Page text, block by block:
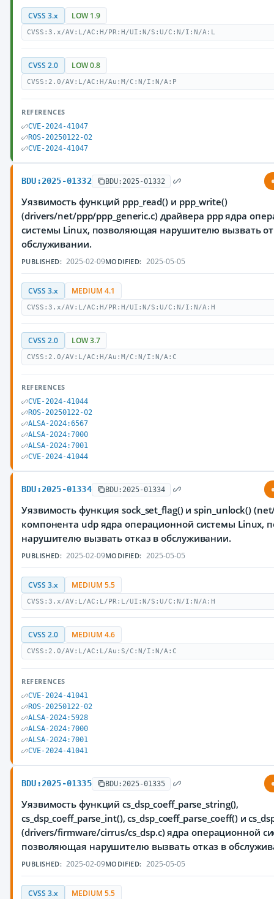
CVSS 3.x LOW 1.9
CVSS:3.x/AV:L/AC:H/PR:H/UI:N/S:U/C:N/I:N/A:L
CVSS 2.0 LOW 0.8
CVSS:2.0/AV:L/AC:H/Au:M/C:N/I:N/A:P
REFERENCES
CVE-2024-41047
ROS-20250122-02
CVE-2024-41047
BDU:2025-01332 BDU:2025-01332
Уязвимость функций ppp_read() и ppp_write()
(drivers/net/ppp/ppp_generic.c) драйвера ppp ядра
системы Linux, позволяющая нарушителю вызвать
обслуживании.
PUBLISHED: 2025-02-09MODIFIED: 2025-05-05
CVSS 3.x MEDIUM 4.1
CVSS:3.x/AV:L/AC:H/PR:H/UI:N/S:U/C:N/I:N/A:H
CVSS 2.0 LOW 3.7
CVSS:2.0/AV:L/AC:H/Au:M/C:N/I:N/A:C
REFERENCES
CVE-2024-41044
ROS-20250122-02
ALSA-2024:6567
ALSA-2024:7000
ALSA-2024:7001
CVE-2024-41044
BDU:2025-01334 BDU:2025-01334
Уязвимость функция sock_set_flag() и spin_unlock()
компонента udp ядра операционной системы Linux,
нарушителю вызвать отказ в обслуживании.
PUBLISHED: 2025-02-09MODIFIED: 2025-05-05
CVSS 3.x MEDIUM 5.5
CVSS:3.x/AV:L/AC:L/PR:L/UI:N/S:U/C:N/I:N/A:H
CVSS 2.0 MEDIUM 4.6
CVSS:2.0/AV:L/AC:L/Au:S/C:N/I:N/A:C
REFERENCES
CVE-2024-41041
ROS-20250122-02
ALSA-2024:5928
ALSA-2024:7000
ALSA-2024:7001
CVE-2024-41041
BDU:2025-01335 BDU:2025-01335
Уязвимость функций cs_dsp_coeff_parse_string(),
cs_dsp_coeff_parse_int(), cs_dsp_coeff_parse_coeff() и
(drivers/firmware/cirrus/cs_dsp.c) ядра операционной
позволяющая нарушителю вызвать отказ в
PUBLISHED: 2025-02-09MODIFIED: 2025-05-05
CVSS 3.x MEDIUM 5.5